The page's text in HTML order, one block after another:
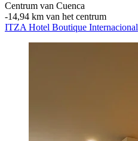
Centrum van Cuenca
‐14,94 km van het centrum
ITZA Hotel Boutique Internacional